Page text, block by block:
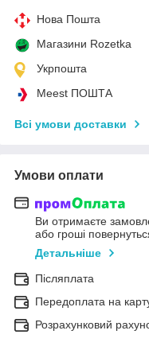
Нова Пошта
Магазини Rozetka
Укрпошта
Meest ПОШТА
Всі умови доставки
Умови оплати
Ви отримаєте
або гроші
Детальніше
Післяплата
Передоплата на
Розрахунковий